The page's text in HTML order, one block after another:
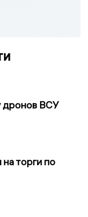
дронов ВСУ
торги по